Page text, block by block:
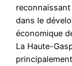
dans le
économique
La Haute-